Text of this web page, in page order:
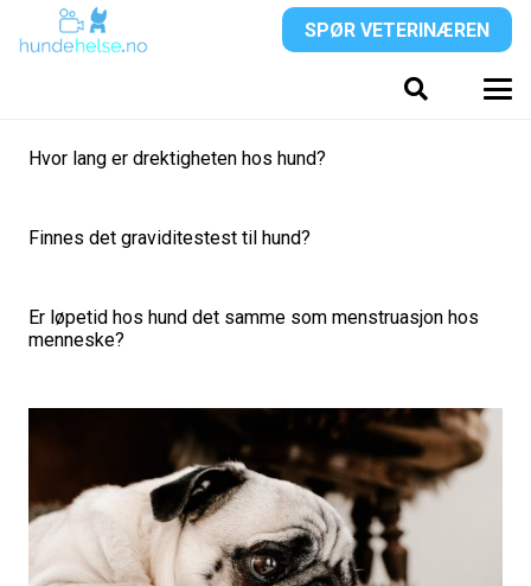
SPØR VETERINÆREN
Hvor lang er drektigheten hos hund?
Finnes det graviditestest til hund?
Er løpetid hos hund det samme som menstruasjon hos
menneske?